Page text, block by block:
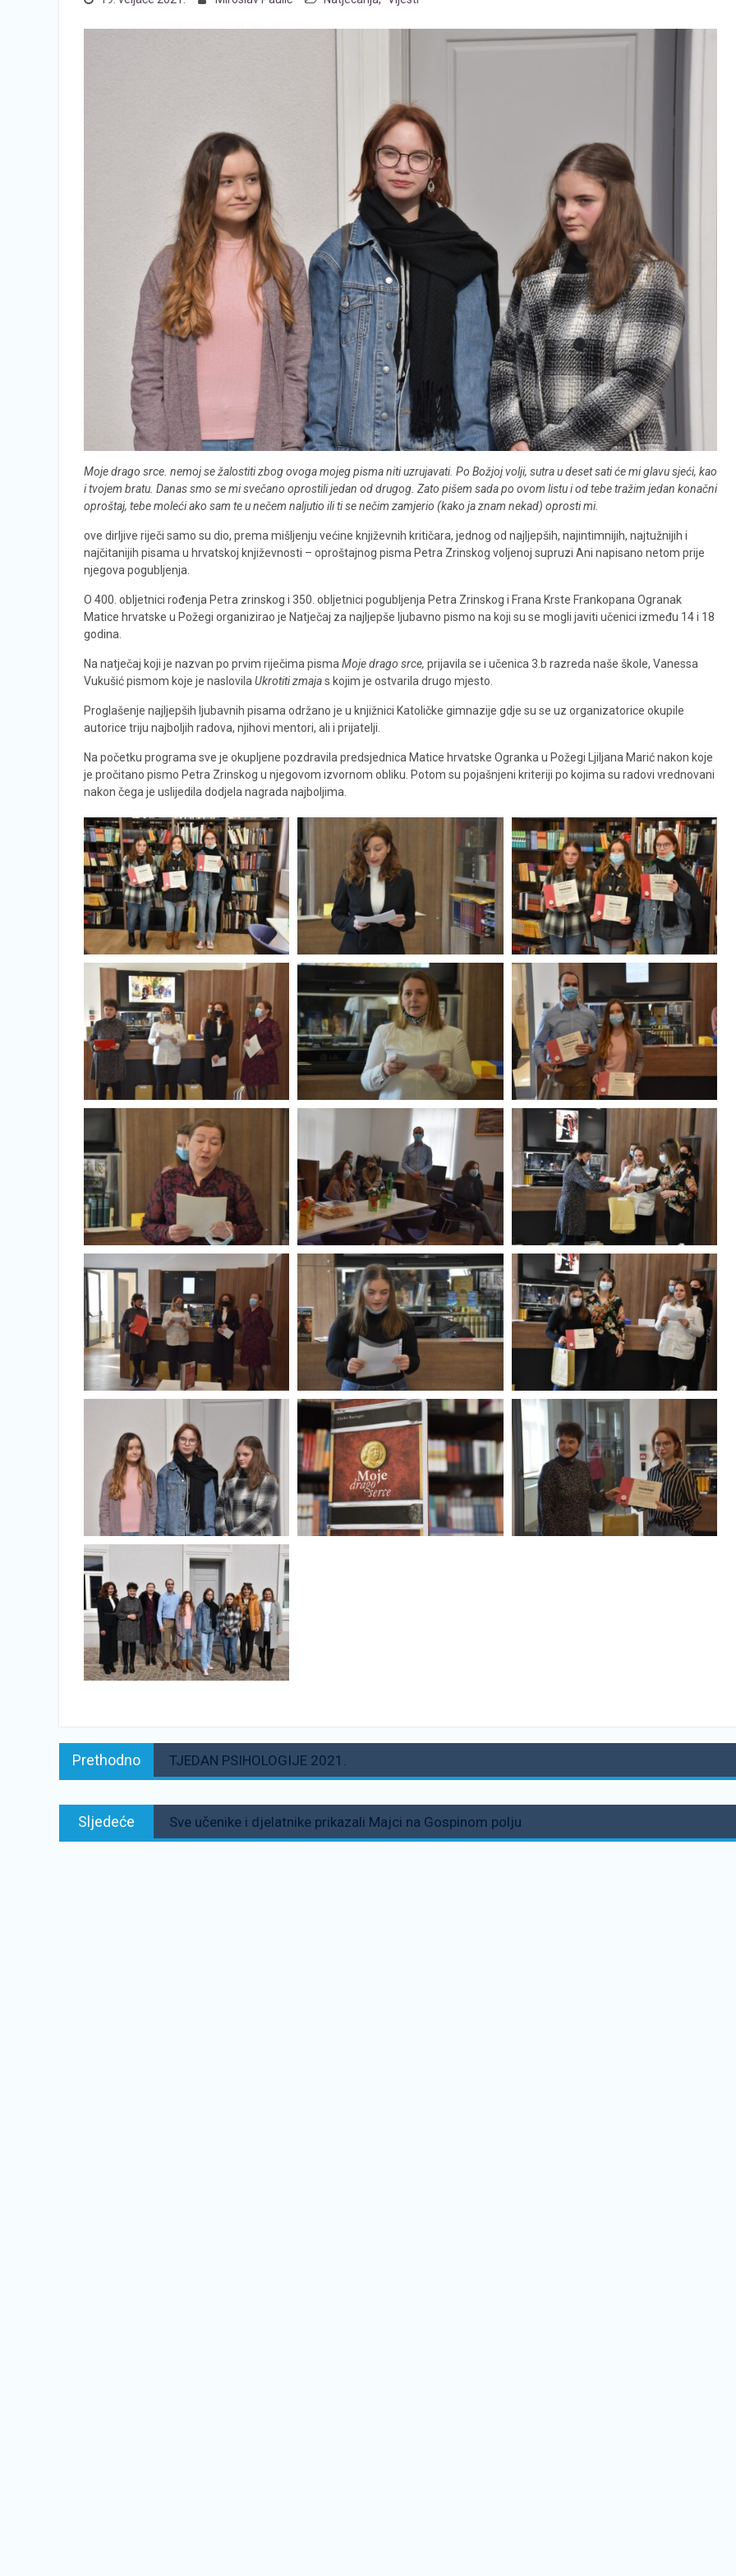
Moje drago srce. nemoj se žalostiti zbog ovoga mojeg pisma niti uzrujavati. Po Božjoj volji, sutra u deset sati će mi glavu sjeći, kao
i tvojem bratu. Danas smo se mi svečano oprostili jedan od drugog. Zato pišem sada po ovom listu i od tebe tražim jedan konačni
oproštaj, tebe moleći ako sam te u nečem naljutio ili ti se nečim zamjerio (kako ja znam nekad) oprosti mi.
ove dirljive riječi samo su dio, prema mišljenju većine književnih kritičara, jednog od najljepših, najintimnijih, najtužnijih i
najčitanijih pisama u hrvatskoj književnosti – oproštajnog pisma Petra Zrinskog voljenoj supruzi Ani napisano netom prije
njegova pogubljenja.
O 400. obljetnici rođenja Petra zrinskog i 350. obljetnici pogubljenja Petra Zrinskog i Frana Krste Frankopana Ogranak
Matice hrvatske u Požegi organizirao je Natječaj za najljepše ljubavno pismo na koji su se mogli javiti učenici između 14 i 18
godina.
Na natječaj koji je nazvan po prvim riječima pismaMoje drago srce, prijavila se i učenica 3.b razreda naše škole, Vanessa
Vukušić pismom koje je naslovilaUkrotiti zmajas kojim je ostvarila drugo mjesto.
Proglašenje najljepših ljubavnih pisama održano je u knjižnici Katoličke gimnazije gdje su se uz organizatorice okupile
autorice triju najboljih radova, njihovi mentori, ali i prijatelji.
Na početku programa sve je okupljene pozdravila predsjednica Matice hrvatske Ogranka u Požegi Ljiljana Marić nakon koje
je pročitano pismo Petra Zrinskog u njegovom izvornom obliku. Potom su pojašnjeni kriteriji po kojima su radovi vrednovani
nakon čega je uslijedila dodjela nagrada najboljima.
Navigacija
objava
Prethodno TJEDAN PSIHOLOGIJE 2021.
Sljedeće Sljedeće:
Sve učenike i djelatnike prikazali Majci na Gospinom polju